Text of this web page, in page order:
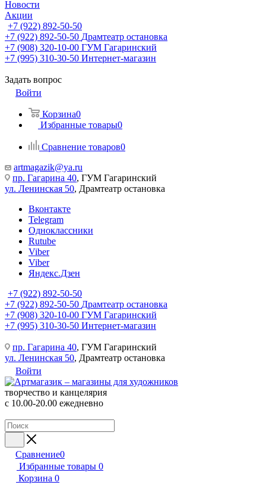
Новости
Акции
+7 (922) 892-50-50
+7 (922) 892-50-50 Драмтеатр остановка
+7 (908) 320-10-00 ГУМ Гагаринский
+7 (995) 310-30-50 Интернет-магазин
Задать вопрос
Войти
Корзина0
Избранные товары0
Сравнение товаров0
artmagazik@ya.ru
пр. Гагарина 40, ГУМ Гагаринский
ул. Ленинская 50, Драмтеатр остановка
Вконтакте
Telegram
Одноклассники
Rutube
Viber
Viber
Яндекс.Дзен
+7 (922) 892-50-50
+7 (922) 892-50-50 Драмтеатр остановка
+7 (908) 320-10-00 ГУМ Гагаринский
+7 (995) 310-30-50 Интернет-магазин
пр. Гагарина 40, ГУМ Гагаринский
ул. Ленинская 50, Драмтеатр остановка
Войти
творчество и канцелярия
с 10.00-20.00 ежедневно
Сравнение0
Избранные товары 0
Корзина 0